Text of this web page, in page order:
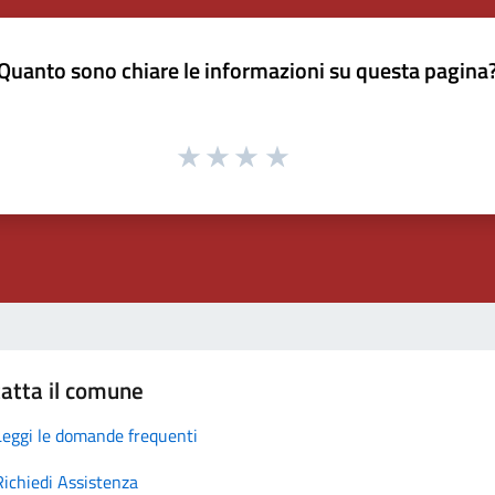
sono chiare le informazioni su questa
il comune
le domande frequenti
Assistenza